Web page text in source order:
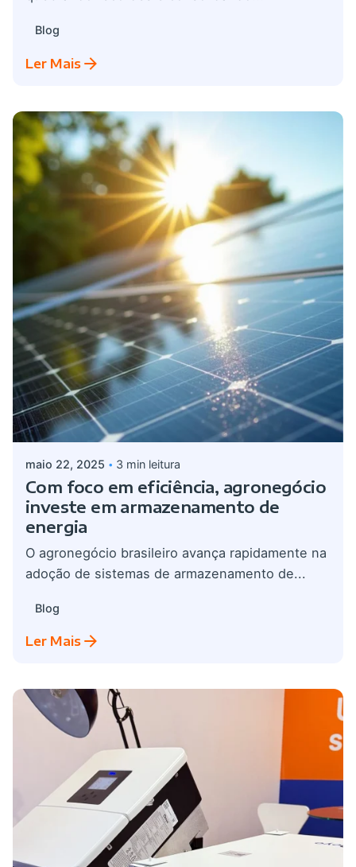
Blog
Ler Mais
Postado por
admin
maio 22, 2025 3 min leitura
Com foco em eficiência, agronegócio
investe em armazenamento de
energia
O agronegócio brasileiro avança rapidamente na
adoção de sistemas de armazenamento de...
Blog
Ler Mais